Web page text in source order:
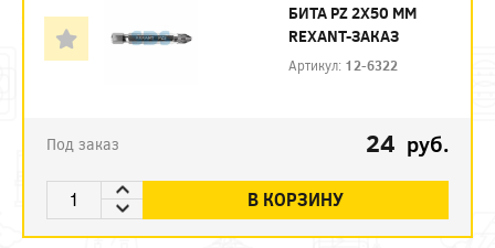
БИТА PZ 2X50 ММ
REXANT-ЗАКАЗ
Артикул: 12-6322
Под заказ 24 руб.
В КОРЗИНУ